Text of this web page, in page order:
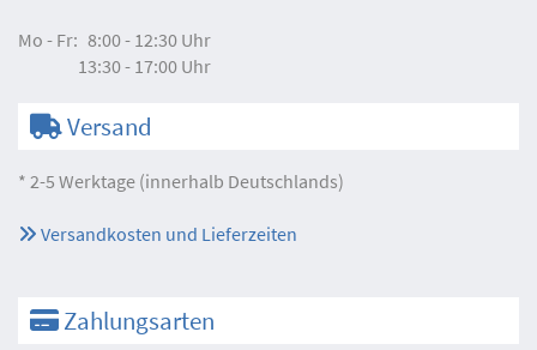
Mo - Fr: 8:00 - 12:30 Uhr
13:30 - 17:00 Uhr
Versand
* 2-5 Werktage (innerhalb Deutschlands)
Versandkosten und Lieferzeiten
Zahlungsarten